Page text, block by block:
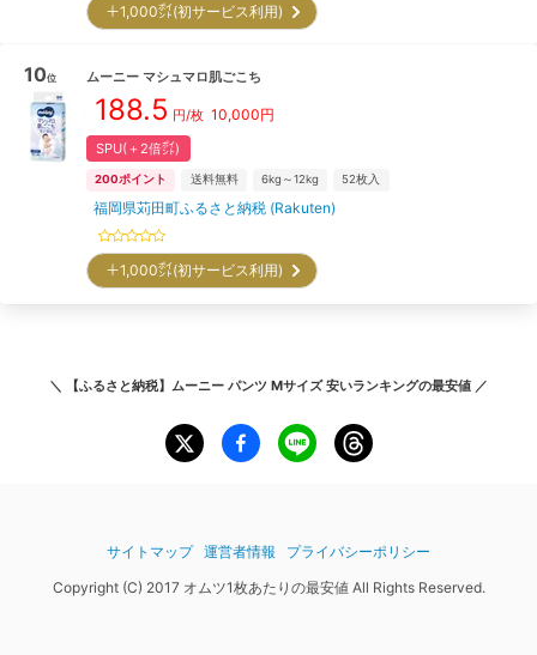
＋1,000㌽(初サービス利用)
10位 ムーニー マシュマロ肌ごこち
188.5 円/枚 10,000円
SPU(＋2倍㌽)
200ポイント 送料無料 6kg～12kg 52枚入
福岡県苅田町ふるさと納税 (Rakuten)
＋1,000㌽(初サービス利用)
＼ 【ふるさと納税】ムーニー パンツ Mサイズ 安いランキングの最安値 ／
サイトマップ 運営者情報
プライバシーポリシー
Copyright (C) 2017 オムツ1枚あたりの最安値 All Rights Reserved.